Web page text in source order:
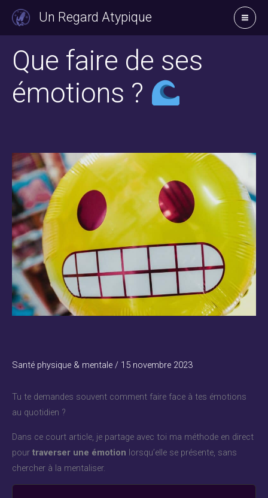
contenu
Un Regard Atypique
Que faire de ses
émotions ?
Santé physique & mentale / 15 novembre 2023
Tu te demandes souvent comment faire face à tes émotions
au quotidien ?
Dans ce court article, je partage avec toi ma méthode en direct
pour traverser une émotion lorsqu’elle se présente, sans
chercher à la mentaliser.